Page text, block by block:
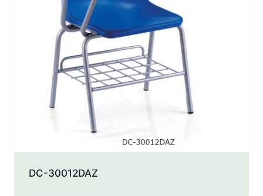
DC-30012DAZ